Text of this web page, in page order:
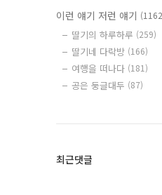
이런 얘기 저런 얘기
딸기의 하루하루 (259)
딸기네 다락방 (166)
여행을 떠나다 (181)
공은 둥글대두 (87)
최근댓글